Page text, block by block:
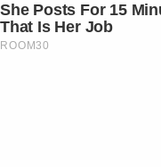
She Posts For 15
That Is Her Job
ROOM30